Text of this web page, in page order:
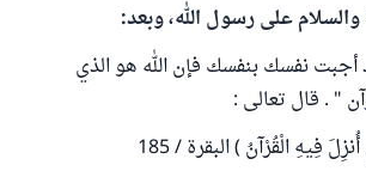
والسلام على رسول الله، وبعد:
أجبت نفسك بنفسك فإن الله هو الذي
" . قال تعالى :
فِيهِ الْقُرْآنُ ) البقرة / 185